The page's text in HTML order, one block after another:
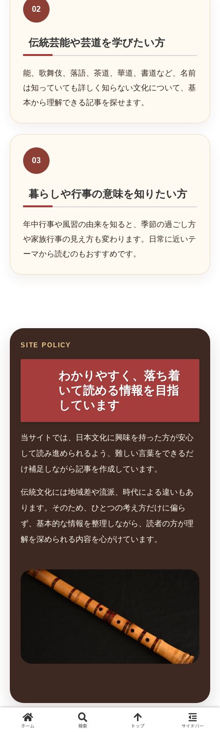
02
伝統芸能や芸道を学びたい方
能、歌舞伎、落語、茶道、華道、書道など、名前
は知っていても詳しく知らない文化について、基
本から理解できる記事を探せます。
03
暮らしや行事の意味を知りたい方
年中行事や風習の由来を知ると、季節の過ごし方
や家族行事の見え方も変わります。日常に近いテ
ーマから読むのもおすすめです。
SITE POLICY
わかりやすく、落ち着
いて読める情報を目指
しています
当サイトでは、日本文化に興味を持った方が安心
して読み進められるよう、難しい言葉をできるだ
け補足しながら記事を作成しています。
伝統文化には地域差や流派、時代による違いもあ
ります。そのため、ひとつの考え方だけに偏ら
ず、基本的な情報を整理しながら、読者の方が理
解を深められる内容を心がけています。
ホーム 検索 トップ サイドバー